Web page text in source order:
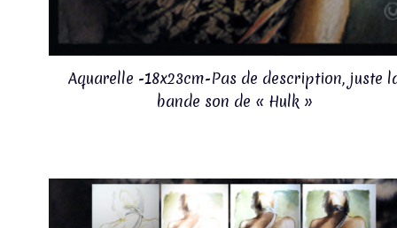
Aquarelle -18x23cm-Pas de description, juste
bande son de « Hulk »